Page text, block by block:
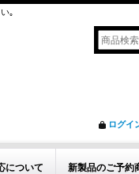
｡
ログイ
について 新製品のご予約